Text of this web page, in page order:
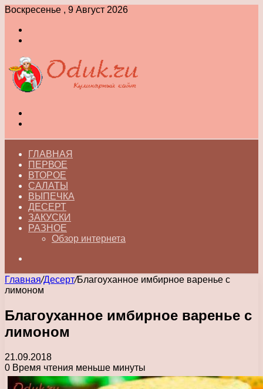
Воскресенье , 9 Август 2026
ГЛАВНАЯ
ПЕРВОЕ
ВТОРОЕ
САЛАТЫ
ВЫПЕЧКА
ДЕСЕРТ
ЗАКУСКИ
РАЗНОЕ
Обзор интернета
Главная/Десерт/Благоуханное имбирное варенье с
лимоном
Благоуханное имбирное варенье с
лимоном
21.09.2018
0 Время чтения меньше минуты